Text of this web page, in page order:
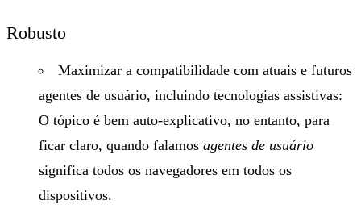
Robusto
Maximizar a compatibilidade com atuais e futuros
agentes de usuário, incluindo tecnologias assistivas:
O tópico é bem auto-explicativo, no entanto, para
ficar claro, quando falamos agentes de usuário
significa todos os navegadores em todos os
dispositivos.